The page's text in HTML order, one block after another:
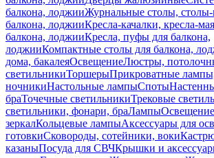
балкона, лоджииЖурнальные столы,
балкона, лоджииКресла-качалки, кресла-
балкона, лоджииКресла, пуфы для балкона,
лоджииКомпактные столы для балкона,
дома, бакалеяОсвещениеЛюстры,
светильникиТоршерыПрикроватные
ночникиНастольные лампыСпоты
браТочечные светильникиТрековые
светильники, фонари, браЛампы
зеркалКольцевые лампыАксессуары для
готовкиСковороды, сотейники, воки
казаныПосуда для СВЧКрышки и